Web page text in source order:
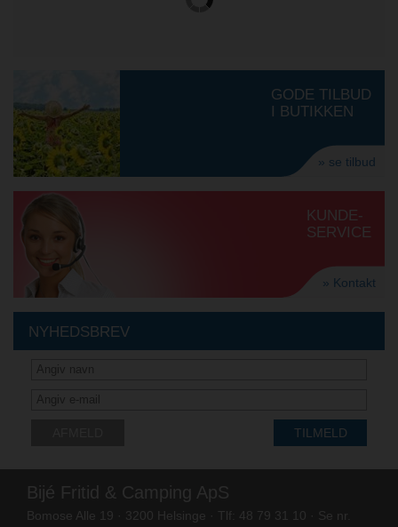
GODE TILBUD
I BUTIKKEN
» se tilbud
KUNDE-
SERVICE
» Kontakt
NYHEDSBREV
TILMELD
Bijé Fritid & Camping ApS
Bomose Alle 19 · 3200 Helsinge · Tlf: 48 79 31 10 · Se nr.